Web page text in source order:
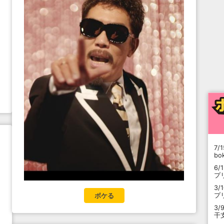
ボケる
7/
6/
プ
3/
プ
3/9
干